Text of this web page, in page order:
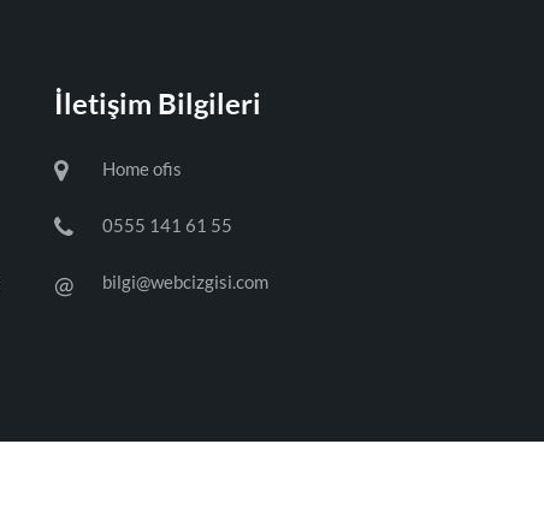
İletişim Bilgileri
Home ofis
0555 141 61 55
@ bilgi@webcizgisi.com